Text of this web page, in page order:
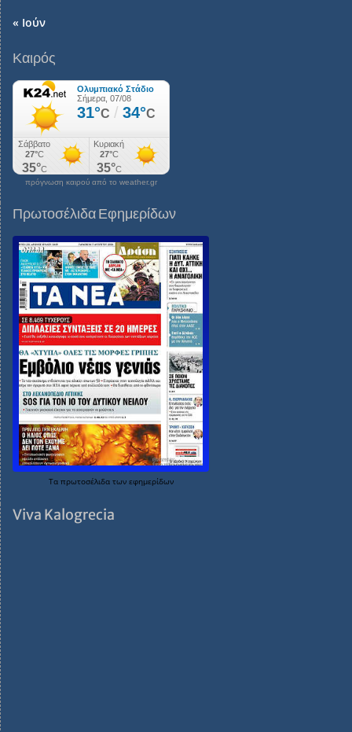
« Ιούν
Καιρός
πρόγνωση καιρού από το weather.gr
Πρωτοσέλιδα Εφημερίδων
Τα πρωτοσέλιδα των εφημερίδων
Viva Kalogrecia